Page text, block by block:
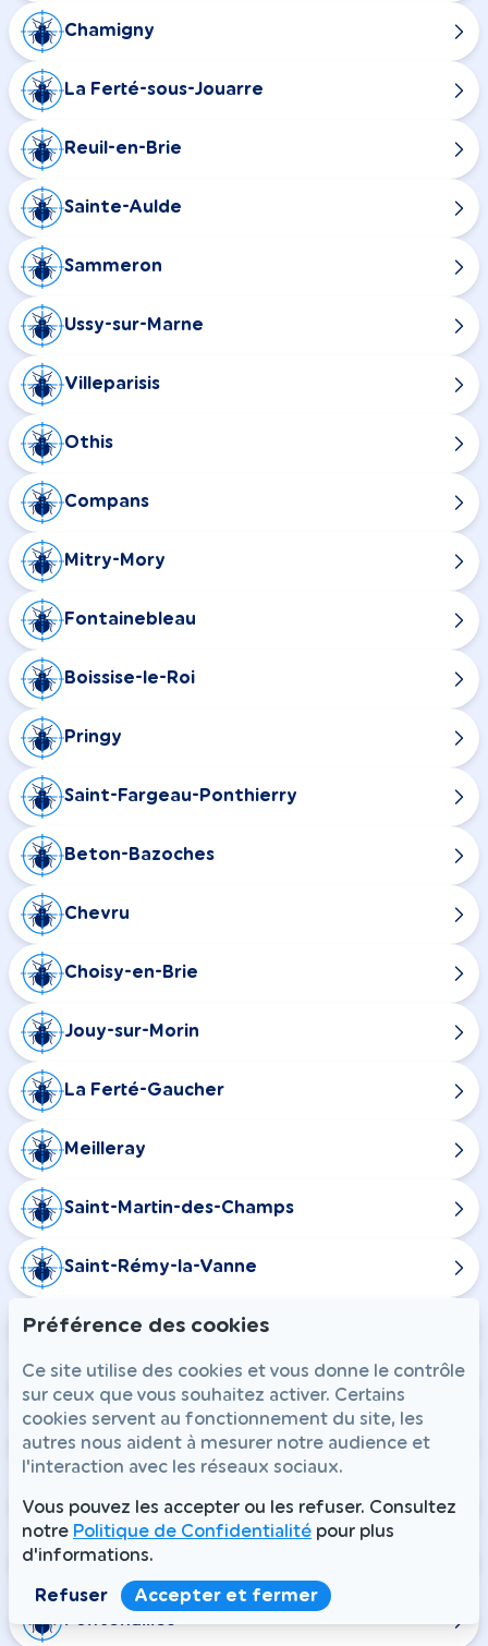
Chamigny
La Ferté-sous-Jouarre
Reuil-en-Brie
Sainte-Aulde
Sammeron
Ussy-sur-Marne
Villeparisis
Othis
Compans
Mitry-Mory
Fontainebleau
Boissise-le-Roi
Pringy
Saint-Fargeau-Ponthierry
Beton-Bazoches
Chevru
Choisy-en-Brie
Jouy-sur-Morin
La Ferté-Gaucher
Meilleray
Saint-Martin-des-Champs
Saint-Rémy-la-Vanne
Ozoir-la-Ferrière
Pontault-Combault
Boissise-la-Bertrand
Le Mée-sur-Seine
Vaires-sur-Marne
Préférence des cookies
Ce site utilise des cookies et vous donne le contrôle
sur ceux que vous souhaitez activer. Certains
cookies servent au fonctionnement du site, les
autres nous aident à mesurer notre audience et
l'interaction avec les réseaux sociaux.
Vous pouvez les accepter ou les refuser. Consultez
notre Politique de Confidentialité pour plus
d'informations.
Refuser Accepter et fermer